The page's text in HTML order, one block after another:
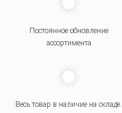
Постоянное обновление
ассортимента
Весь товар в наличие на складе.